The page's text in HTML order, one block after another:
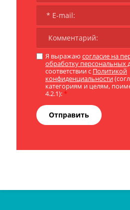
Я выражаю согласие на
обработку персональных
соответствии с Политикой
конфиденциальности
категориям и целям,
4.2.1): *
Отправить